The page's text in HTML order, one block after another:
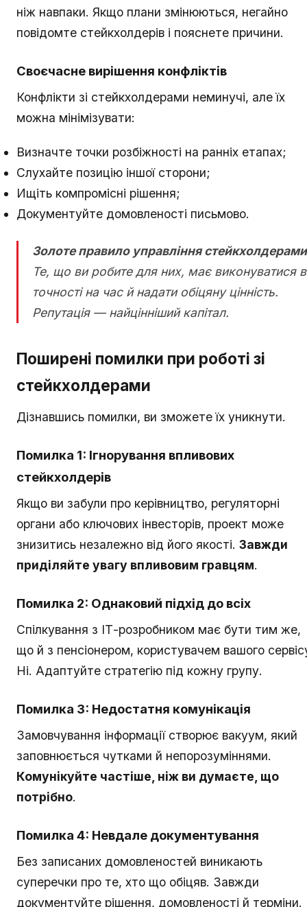
ніж навпаки. Якщо плани змінюються, негайно
повідомте стейкхолдерів і пояснете причини.
Своєчасне вирішення конфліктів
Конфлікти зі стейкхолдерами неминучі, але їх
можна мінімізувати:
Визначте точки розбіжності на ранніх етапах;
Слухайте позицію іншої сторони;
Ищіть компромісні рішення;
Документуйте домовленості письмово.
Золоте правило управління
Те, що ви робите для них, має виконуватися в
точності на час й надати обіцяну цінність.
Репутація — найцінніший капітал.
Поширені помилки при роботі зі
стейкхолдерами
Дізнавшись помилки, ви зможете їх уникнути.
Помилка 1: Ігнорування впливових
стейкхолдерів
Якщо ви забули про керівництво, регуляторні
органи або ключових інвесторів, проект може
знизитись незалежно від його якості. Завжди
приділяйте увагу впливовим гравцям.
Помилка 2: Однаковий підхід до всіх
Спілкування з ІТ-розробником має бути тим же,
що й з пенсіонером, користувачем вашого
Ні. Адаптуйте стратегію під кожну групу.
Помилка 3: Недостатня комунікація
Замовчування інформації створює вакуум, який
заповнюється чутками й непорозуміннями.
Комунікуйте частіше, ніж ви думаєте, що
потрібно.
Помилка 4: Невдале документування
Без записаних домовленостей виникають
суперечки про те, хто що обіцяв. Завжди
документуйте рішення, домовленості й терміни.